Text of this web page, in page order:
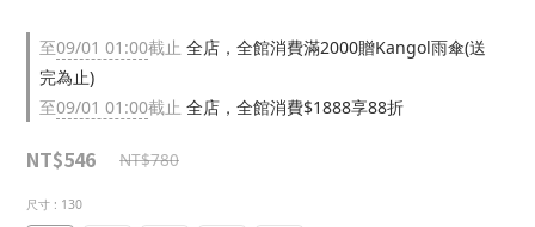
至09/01 01:00截止 全店，全館消費滿2000贈Kangol雨傘(送
完為止)
至09/01 01:00截止 全店，全館消費$1888享88折
NT$546 NT$780
尺寸 : 130